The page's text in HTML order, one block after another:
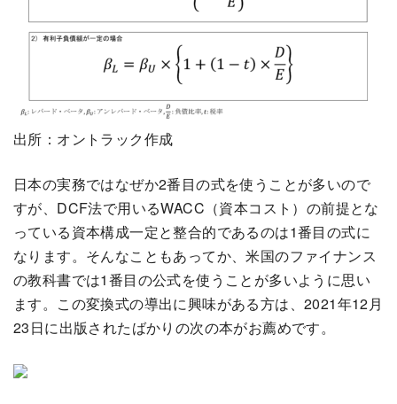
出所：オントラック作成
日本の実務ではなぜか2番目の式を使うことが多いので
すが、DCF法で用いるWACC（資本コスト）の前提とな
っている資本構成一定と整合的であるのは1番目の式に
なります。そんなこともあってか、米国のファイナンス
の教科書では1番目の公式を使うことが多いように思い
ます。この変換式の導出に興味がある方は、2021年12月
23日に出版されたばかりの次の本がお薦めです。